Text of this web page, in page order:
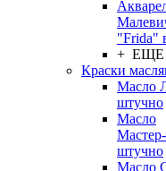
"Frida"
+ ЕЩЕ
Краски
Масло
штучно
Масло
штучно
Масло